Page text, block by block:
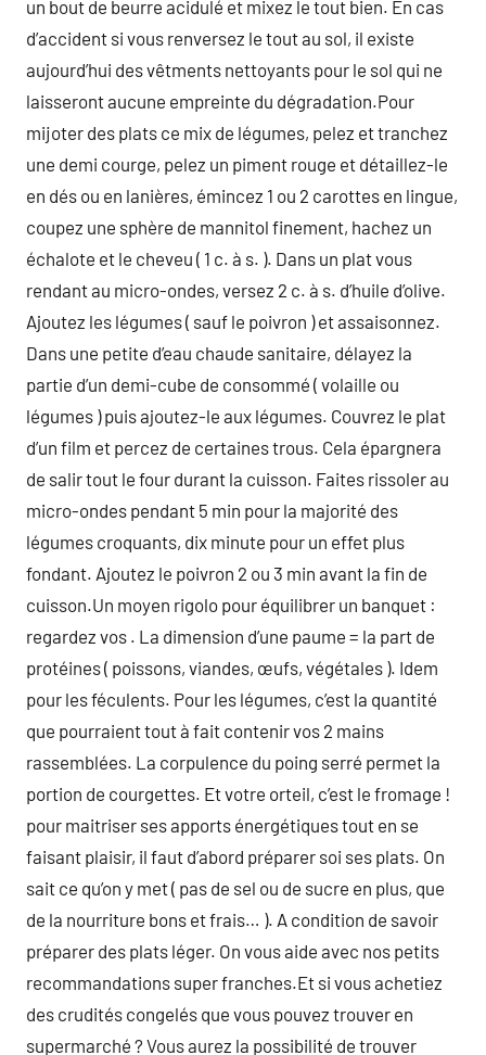
un bout de beurre acidulé et mixez le tout bien. En cas
d’accident si vous renversez le tout au sol, il existe
aujourd’hui des vêtments nettoyants pour le sol qui ne
laisseront aucune empreinte du dégradation.Pour
mijoter des plats ce mix de légumes, pelez et tranchez
une demi courge, pelez un piment rouge et détaillez-le
en dés ou en lanières, émincez 1 ou 2 carottes en lingue,
coupez une sphère de mannitol finement, hachez un
échalote et le cheveu ( 1 c. à s. ). Dans un plat vous
rendant au micro-ondes, versez 2 c. à s. d’huile d’olive.
Ajoutez les légumes ( sauf le poivron ) et assaisonnez.
Dans une petite d’eau chaude sanitaire, délayez la
partie d’un demi-cube de consommé ( volaille ou
légumes ) puis ajoutez-le aux légumes. Couvrez le plat
d’un film et percez de certaines trous. Cela épargnera
de salir tout le four durant la cuisson. Faites rissoler au
micro-ondes pendant 5 min pour la majorité des
légumes croquants, dix minute pour un effet plus
fondant. Ajoutez le poivron 2 ou 3 min avant la fin de
cuisson.Un moyen rigolo pour équilibrer un banquet :
regardez vos . La dimension d’une paume = la part de
protéines ( poissons, viandes, œufs, végétales ). Idem
pour les féculents. Pour les légumes, c’est la quantité
que pourraient tout à fait contenir vos 2 mains
rassemblées. La corpulence du poing serré permet la
portion de courgettes. Et votre orteil, c’est le fromage !
pour maitriser ses apports énergétiques tout en se
faisant plaisir, il faut d’abord préparer soi ses plats. On
sait ce qu’on y met ( pas de sel ou de sucre en plus, que
de la nourriture bons et frais… ). A condition de savoir
préparer des plats léger. On vous aide avec nos petits
recommandations super franches.Et si vous achetiez
des crudités congelés que vous pouvez trouver en
supermarché ? Vous aurez la possibilité de trouver